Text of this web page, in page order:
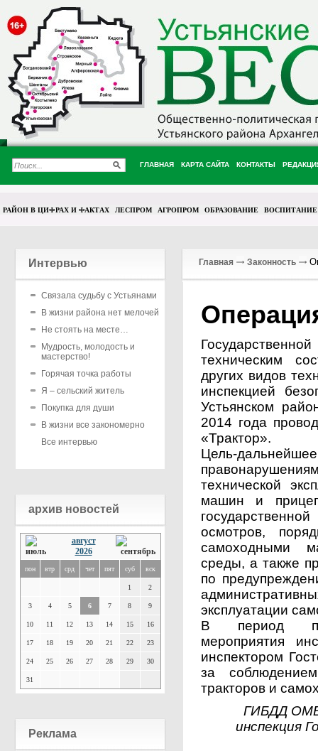
ГЛАВНАЯ КАРТА САЙТА КОНТАКТЫ
РАЙОН В ЦИФРАХ И ФАКТАХ ЛЕСПРОМ АГРОПРОМ ОБРАЗОВАНИЕ ВОСПИТАНИЕ
Интервью
Связала судьбу с Устьянами
В жизни района нет мелочей
Не стоять на месте…
Мудрость, молодость и
мастерство!
Горячая точка работы
Я – сельский житель
Покупка для души
В жизни все закономерно
Все интервью
архив новостей
август
2026
пон втр срд чет пят суб вск
1 2
3 4 5 6 7 8 9
10 11 12 13 14 15 16
17 18 19 20 21 22 23
24 25 26 27 28 29 30
31
Реклама
Главная Законность
техническим
других видов
инспекцией
Устьянском
2014 года
«Трактор».
Цель-
технической
машин и
осмотров,
самоходными
среды, а также
по
эксплуатации
В период
мероприятия
инспектором
за
тракторов и
ГИБДД
инспекция